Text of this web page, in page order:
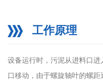
工作原理
设备运行时，污泥从进料口
口移动，由于螺旋轴叶的螺